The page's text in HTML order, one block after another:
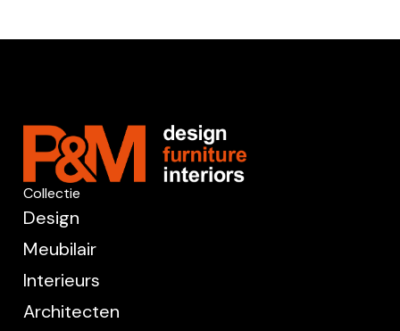
Collectie
Design
Meubilair
Interieurs
Architecten